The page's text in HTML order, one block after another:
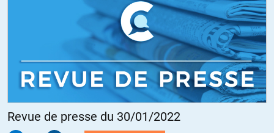
Revue de presse du 30/01/2022